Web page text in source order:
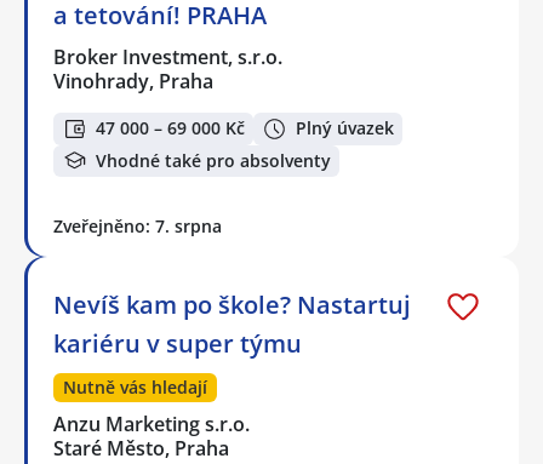
a tetování! PRAHA
Broker Investment, s.r.o.
Vinohrady, Praha
47 000 – 69 000 Kč
Plný úvazek
Vhodné také pro absolventy
Zveřejněno: 7. srpna
Nevíš kam po škole? Nastartuj
kariéru v super týmu
Nutně vás hledají
Anzu Marketing s.r.o.
Staré Město, Praha